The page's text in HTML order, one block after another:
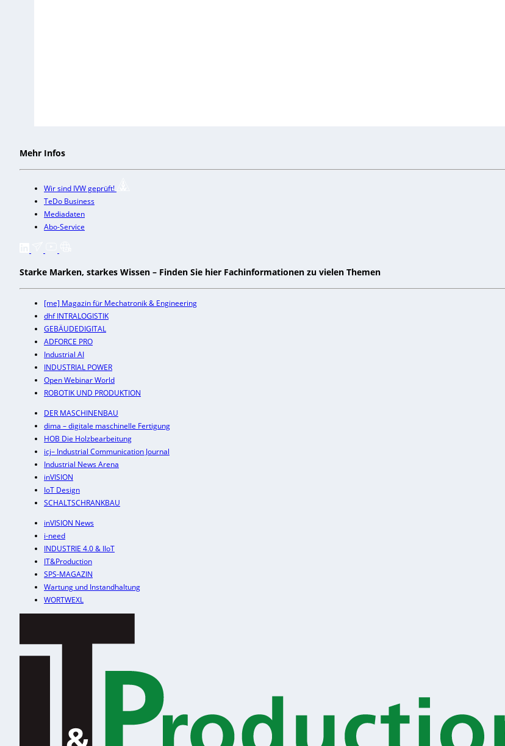
Mehr Infos
Wir sind IVW geprüft!
TeDo Business
Mediadaten
Abo-Service
Starke Marken, starkes Wissen – Finden Sie hier Fachinformationen zu vielen Themen
[me] Magazin für Mechatronik & Engineering
dhf INTRALOGISTIK
GEBÄUDEDIGITAL
ADFORCE PRO
Industrial AI
INDUSTRIAL POWER
Open Webinar World
ROBOTIK UND PRODUKTION
DER MASCHINENBAU
dima – digitale maschinelle Fertigung
HOB Die Holzbearbeitung
icj– Industrial Communication Journal
Industrial News Arena
inVISION
IoT Design
SCHALTSCHRANKBAU
inVISION News
i-need
INDUSTRIE 4.0 & IIoT
IT&Production
SPS-MAGAZIN
Wartung und Instandhaltung
WORTWEXL